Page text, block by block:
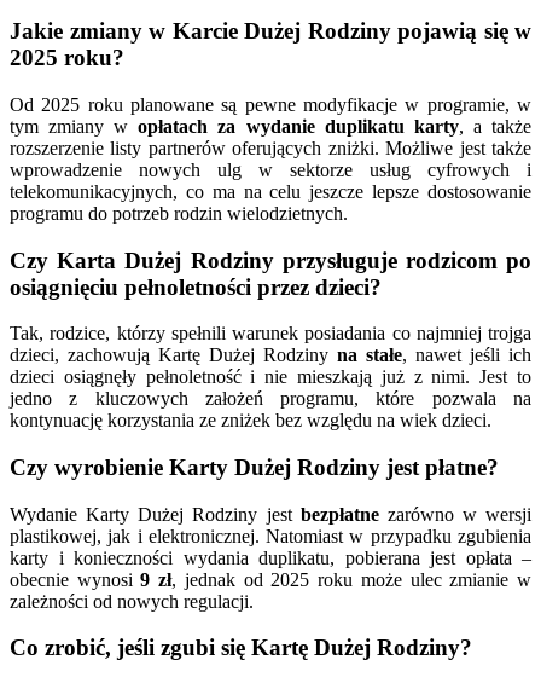
Jakie zmiany w Karcie Dużej Rodziny pojawią się w
2025 roku?
Od 2025 roku planowane są pewne modyfikacje w programie, w
tym zmiany wopłatach za wydanie duplikatu karty, a także
rozszerzenie listy partnerów oferujących zniżki. Możliwe jest także
wprowadzenie nowych ulg w sektorze usług cyfrowych i
telekomunikacyjnych, co ma na celu jeszcze lepsze dostosowanie
programu do potrzeb rodzin wielodzietnych.
Czy Karta Dużej Rodziny przysługuje rodzicom po
osiągnięciu pełnoletności przez dzieci?
Tak, rodzice, którzy spełnili warunek posiadania co najmniej trojga
dzieci, zachowują Kartę Dużej Rodziny na stałe, nawet jeśli ich
dzieci osiągnęły pełnoletność i nie mieszkają już z nimi. Jest to
jedno z kluczowych założeń programu, które pozwala na
kontynuację korzystania ze zniżek bez względu na wiek dzieci.
Czy wyrobienie Karty Dużej Rodziny jest płatne?
Wydanie Karty Dużej Rodziny jest bezpłatnezarówno w wersji
plastikowej, jak i elektronicznej. Natomiast w przypadku zgubienia
karty i konieczności wydania duplikatu, pobierana jest opłata –
obecnie wynosi9 zł, jednak od 2025 roku może ulec zmianie w
zależności od nowych regulacji.
Co zrobić, jeśli zgubi się Kartę Dużej Rodziny?